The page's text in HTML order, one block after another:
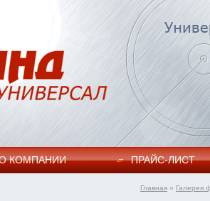
КОМПАНИИ ПРАЙC-ЛИСТ
Главная » Галерея